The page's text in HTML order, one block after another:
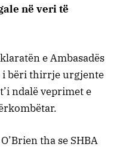
në veri të
e Ambasadës
i bëri thirrje urgjente
ndalë veprimet e
tha se SHBA